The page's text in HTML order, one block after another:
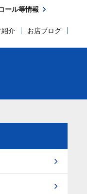
紹介 お店ブログ
ール等情報